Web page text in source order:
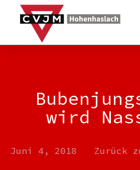
wird
Juni 4, 2018 Zurück